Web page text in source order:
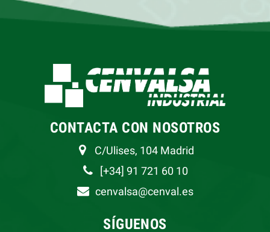
CONTACTA CON NOSOTROS
C/Ulises, 104 Madrid
[+34] 91 721 60 10
cenvalsa@cenval.es
SÍGUENOS